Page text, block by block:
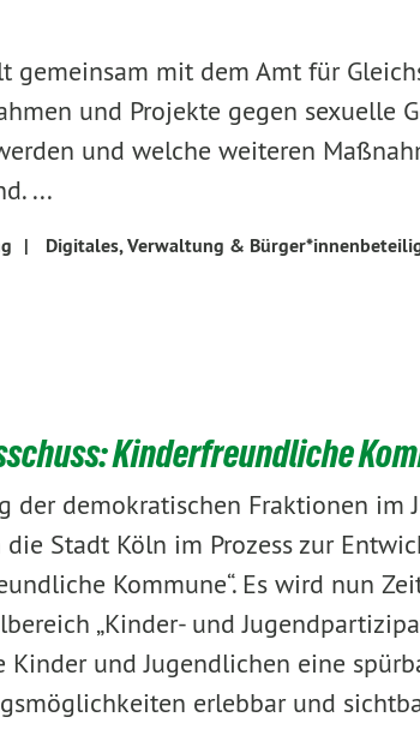
gemeinsam mit dem Amt für
und Projekte gegen sexuelle
und welche weiteren
...
|
Digitales, Verwaltung &
Kinderfreundliche
der demokratischen Fraktionen im
Stadt Köln im Prozess zur
Kommune“. Es wird nun
„Kinder- und
und Jugendlichen eine
erlebbar und